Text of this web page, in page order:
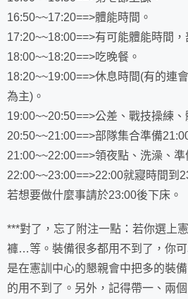
16:50~~17:20==>體能時間。
17:20~~18:00==>有可能體能時間
18:00~~18:20==>吃晚餐。
18:20~~19:00==>休息時間(有的連
為主)。
19:00~~20:50==>公差、戰技操練
20:50~~21:00==>部隊集合準備
21:00~~22:00==>領夜點、洗澡、準
22:00~~23:00==>22:00就寢時間到
若想要做什麼事請於23:00後下床。
***對了，忘了附注一點：若你選上
褲…等。裝備很多都用不到了，你
是在憲訓中心的懇親會中把多的裝
的用不到了。另外，記得帶一、兩